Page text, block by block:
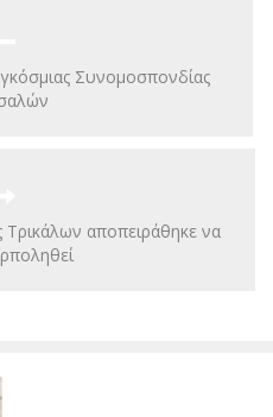
Συνομοσπονδίας
Τρικάλων αποπειράθηκε να